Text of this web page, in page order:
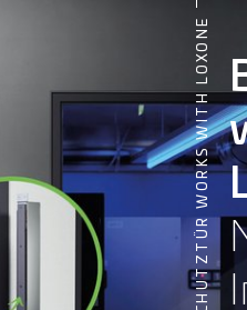
BRANDSCHUTZTÜR WORKS WITH LOXONE